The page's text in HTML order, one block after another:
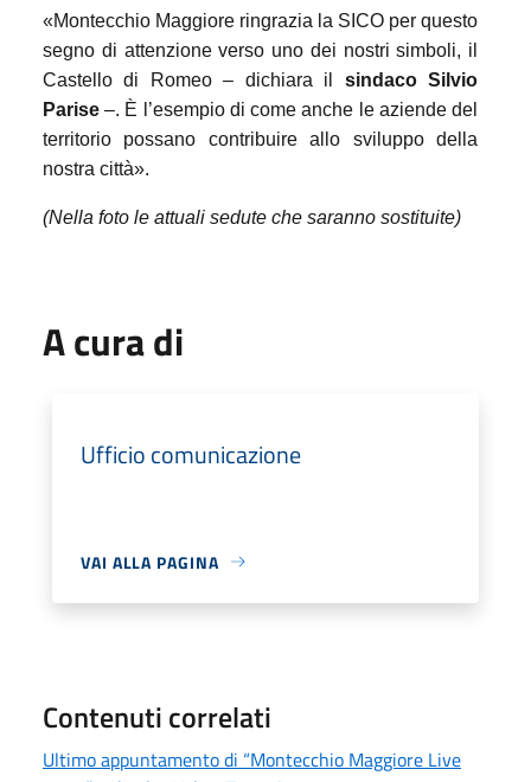
«Montecchio Maggiore ringrazia la SICO per questo
segno di attenzione verso uno dei nostri simboli, il
Castello di Romeo – dichiara il sindaco Silvio
Parise –. È l’esempio di come anche le aziende del
territorio possano contribuire allo sviluppo della
nostra città».
(Nella foto le attuali sedute che saranno sostituite)
A cura di
Ufficio comunicazione
VAI ALLA PAGINA
Contenuti correlati
Ultimo appuntamento di “Montecchio Maggiore Live